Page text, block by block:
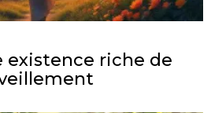
existence riche de